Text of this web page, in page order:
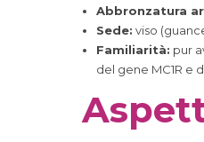
Abbronzatura
Sede: viso
Familiarità: pur
del gene MC1R e